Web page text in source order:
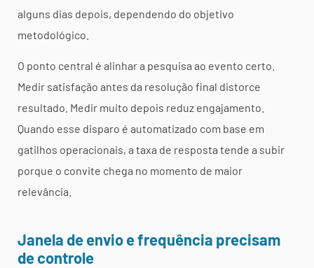
alguns dias depois, dependendo do objetivo
metodológico.
O ponto central é alinhar a pesquisa ao evento certo.
Medir satisfação antes da resolução final distorce
resultado. Medir muito depois reduz engajamento.
Quando esse disparo é automatizado com base em
gatilhos operacionais, a taxa de resposta tende a subir
porque o convite chega no momento de maior
relevância.
Janela de envio e frequência precisam
de controle